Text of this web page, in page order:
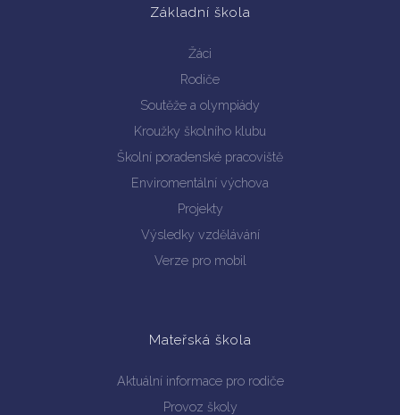
Vyhledávání na webu
Základní škola
Žáci
Rodiče
Soutěže a olympiády
Kroužky školního klubu
Školní poradenské pracoviště
Enviromentální výchova
Projekty
Výsledky vzdělávání
Verze pro mobil
Mateřská škola
Aktuální informace pro rodiče
Provoz školy